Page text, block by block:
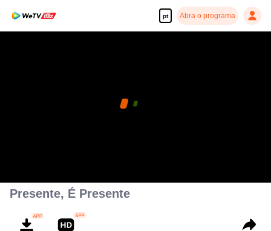
pt Abra o programa
Presente, É Presente